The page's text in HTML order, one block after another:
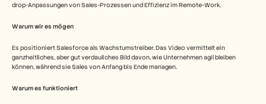
drop-Anpassungen von Sales-Prozessen und Effizienz im Remote-Work.
Warum wir es mögen
Es positioniert Salesforce als Wachstumstreiber. Das Video vermittelt ein
ganzheitliches, aber gut verdauliches Bild davon, wie Unternehmen agil bleiben
können, während sie Sales von Anfang bis Ende managen.
Warum es funktioniert